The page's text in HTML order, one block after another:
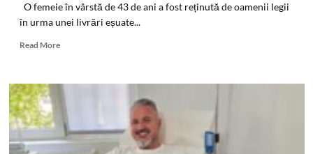
Zona
Tezaur
O femeie în vârstă de 43 de ani a fost reținută de oamenii legii
în urma unei livrări eșuate...
Read MoreRead
Femeie
după
livrare